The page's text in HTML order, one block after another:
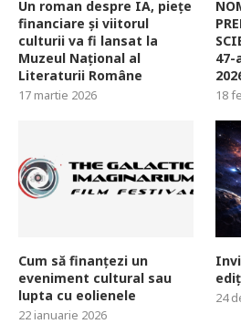
Un roman despre IA, piețe
financiare și viitorul
culturii va fi lansat la
Muzeul Național al
Literaturii Române
17 martie 2026
47-
18
Cum să finanțezi un
eveniment cultural sau
lupta cu eolienele
22 ianuarie 2026
24